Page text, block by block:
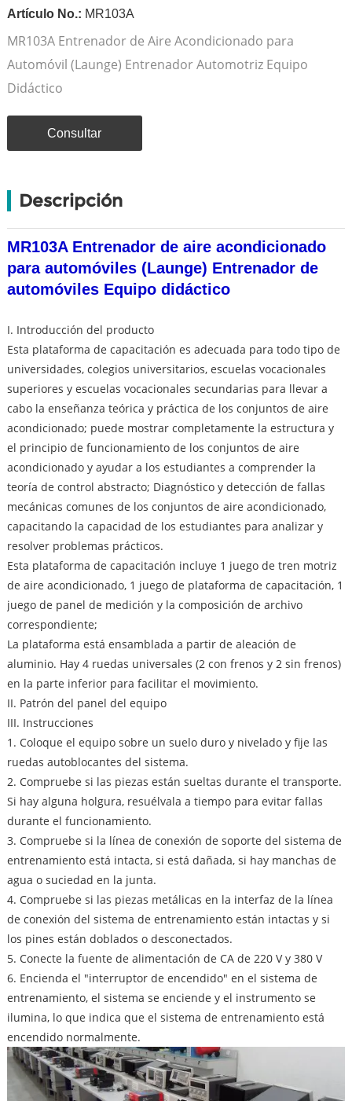
Artículo No.: MR103A
MR103A Entrenador de Aire Acondicionado para
Automóvil (Launge) Entrenador Automotriz Equipo
Didáctico
Consultar
Descripción
MR103A Entrenador de aire acondicionado
para automóviles (Launge) Entrenador de
automóviles Equipo didáctico
I. Introducción del producto
Esta plataforma de capacitación es adecuada para todo tipo de
universidades, colegios universitarios, escuelas vocacionales
superiores y escuelas vocacionales secundarias para llevar a
cabo la enseñanza teórica y práctica de los conjuntos de aire
acondicionado; puede mostrar completamente la estructura y
el principio de funcionamiento de los conjuntos de aire
acondicionado y ayudar a los estudiantes a comprender la
teoría de control abstracto; Diagnóstico y detección de fallas
mecánicas comunes de los conjuntos de aire acondicionado,
capacitando la capacidad de los estudiantes para analizar y
resolver problemas prácticos.
Esta plataforma de capacitación incluye 1 juego de tren motriz
de aire acondicionado, 1 juego de plataforma de capacitación, 1
juego de panel de medición y la composición de archivo
correspondiente;
La plataforma está ensamblada a partir de aleación de
aluminio. Hay 4 ruedas universales (2 con frenos y 2 sin frenos)
en la parte inferior para facilitar el movimiento.
II. Patrón del panel del equipo
III. Instrucciones
1. Coloque el equipo sobre un suelo duro y nivelado y fije las
ruedas autoblocantes del sistema.
2. Compruebe si las piezas están sueltas durante el transporte.
Si hay alguna holgura, resuélvala a tiempo para evitar fallas
durante el funcionamiento.
3. Compruebe si la línea de conexión de soporte del sistema de
entrenamiento está intacta, si está dañada, si hay manchas de
agua o suciedad en la junta.
4. Compruebe si las piezas metálicas en la interfaz de la línea
de conexión del sistema de entrenamiento están intactas y si
los pines están doblados o desconectados.
5. Conecte la fuente de alimentación de CA de 220 V y 380 V
6. Encienda el "interruptor de encendido" en el sistema de
entrenamiento, el sistema se enciende y el instrumento se
ilumina, lo que indica que el sistema de entrenamiento está
encendido normalmente.